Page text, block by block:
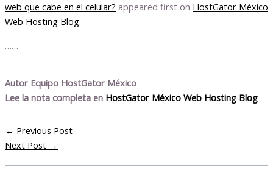
web que cabe en el celular? appeared first on HostGator México
Web Hosting Blog.
……
Autor Equipo HostGator México
Lee la nota completa en HostGator México Web Hosting Blog
← Previous Post
Next Post →